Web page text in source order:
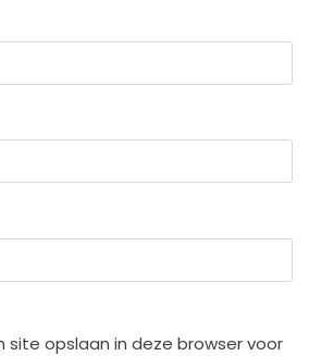
site opslaan in deze browser voor